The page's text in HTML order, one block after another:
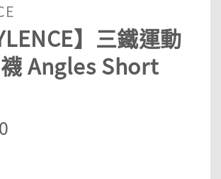
】三鐵運動
Angles Short